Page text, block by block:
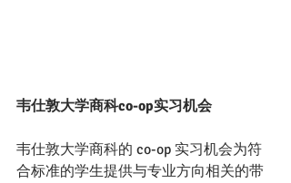
韦仕敦大学商科co-op实习机会
韦仕敦大学商科的 co-op 实习机会为符
合标准的学生提供与专业方向相关的带